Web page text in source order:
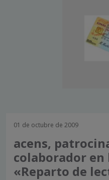
01 de octubre de 2009
acens,
colaborador en
«Reparto de